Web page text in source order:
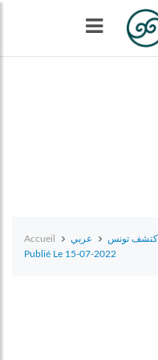
Accueil عربي
إكتشف تونس
Publié Le 15-07-2022